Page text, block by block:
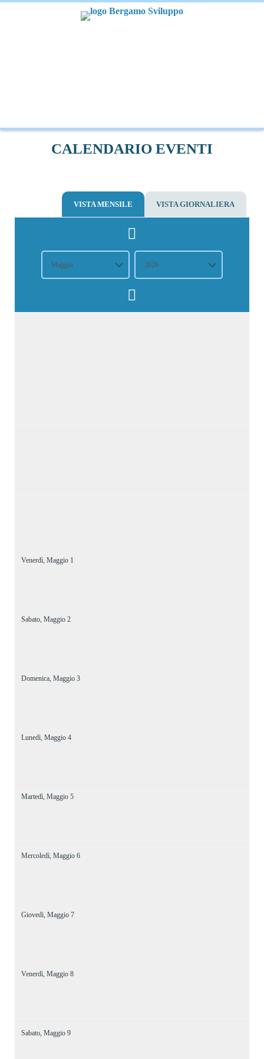
CALENDARIO EVENTI
VISTA MENSILE VISTA GIORNALIERA
Venerdì, Maggio 1
Sabato, Maggio 2
Domenica, Maggio 3
Lunedì, Maggio 4
Martedì, Maggio 5
Mercoledì, Maggio 6
Giovedì, Maggio 7
Venerdì, Maggio 8
Sabato, Maggio 9